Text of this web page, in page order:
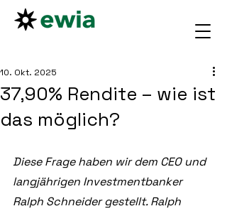
37,90% Rendite – wie ist
das möglich?
10. Okt. 2025
Diese Frage haben wir dem CEO und
langjährigen Investmentbanker
Ralph Schneider gestellt. Ralph